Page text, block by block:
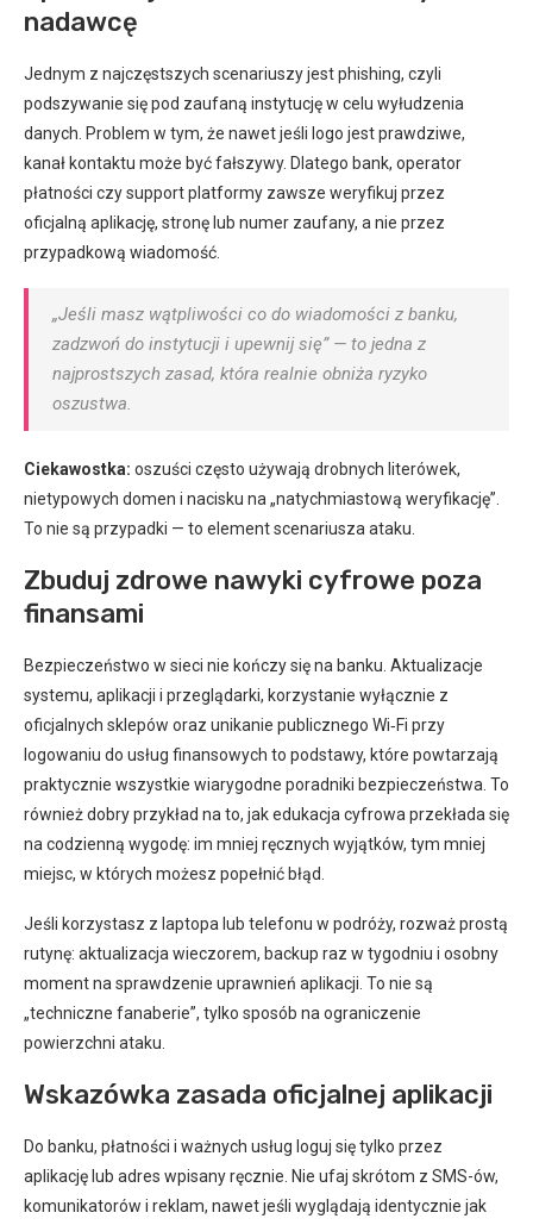
nadawcę
Jednym z najczęstszych scenariuszy jest phishing, czyli
podszywanie się pod zaufaną instytucję w celu wyłudzenia
danych. Problem w tym, że nawet jeśli logo jest prawdziwe,
kanał kontaktu może być fałszywy. Dlatego bank, operator
płatności czy support platformy zawsze weryfikuj przez
oficjalną aplikację, stronę lub numer zaufany, a nie przez
przypadkową wiadomość.
„Jeśli masz wątpliwości co do wiadomości z banku,
zadzwoń do instytucji i upewnij się” — to jedna z
najprostszych zasad, która realnie obniża ryzyko
oszustwa.
Ciekawostka: oszuści często używają drobnych literówek,
nietypowych domen i nacisku na „natychmiastową weryfikację”.
To nie są przypadki — to element scenariusza ataku.
Zbuduj zdrowe nawyki cyfrowe poza
finansami
Bezpieczeństwo w sieci nie kończy się na banku. Aktualizacje
systemu, aplikacji i przeglądarki, korzystanie wyłącznie z
oficjalnych sklepów oraz unikanie publicznego Wi‑Fi przy
logowaniu do usług finansowych to podstawy, które powtarzają
praktycznie wszystkie wiarygodne poradniki bezpieczeństwa. To
również dobry przykład na to, jak edukacja cyfrowa przekłada się
na codzienną wygodę: im mniej ręcznych wyjątków, tym mniej
miejsc, w których możesz popełnić błąd.
Jeśli korzystasz z laptopa lub telefonu w podróży, rozważ prostą
rutynę: aktualizacja wieczorem, backup raz w tygodniu i osobny
moment na sprawdzenie uprawnień aplikacji. To nie są
„techniczne fanaberie”, tylko sposób na ograniczenie
powierzchni ataku.
Wskazówka zasada oficjalnej aplikacji
Do banku, płatności i ważnych usług loguj się tylko przez
aplikację lub adres wpisany ręcznie. Nie ufaj skrótom z SMS-ów,
komunikatorów i reklam, nawet jeśli wyglądają identycznie jak